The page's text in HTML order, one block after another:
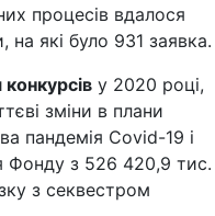
процесів вдалося
які було 931 заявка.
у 2020 році,
зміни в плани
пандемія Сovid-19 і
Фонду з 526 420,9 тис.
з секвестром